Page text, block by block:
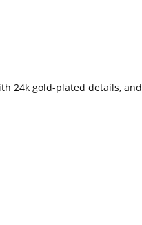
24k gold-plated details, and